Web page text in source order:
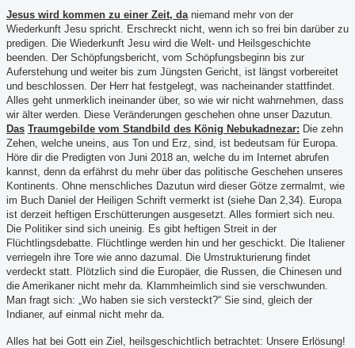
Jesus wird kommen zu einer Zeit, da niemand mehr von der
Wiederkunft Jesu spricht.
Erschreckt nicht, wenn ich so frei bin darüber zu
predigen. Die Wiederkunft Jesu wird die Welt- und Heilsgeschichte
beenden. Der Schöpfungsbericht, vom Schöpfungsbeginn bis zur
Auferstehung und weiter bis zum Jüngsten Gericht, ist längst vorbereitet
und beschlossen. Der Herr hat festgelegt, was nacheinander stattfindet.
Alles geht unmerklich ineinander über, so wie wir nicht wahrnehmen, dass
wir älter werden. Diese Veränderungen geschehen ohne unser Dazutun.
Das Traumgebilde vom Standbild des König Nebukadnezar: Die zehn
Zehen, welche uneins, aus Ton und Erz, sind, ist bedeutsam für Europa.
Höre dir die Predigten von Juni 2018 an, welche du im Internet abrufen
kannst, denn da erfährst du mehr über das politische Geschehen unseres
Kontinents. Ohne menschliches Dazutun wird dieser Götze zermalmt, wie
im Buch Daniel der Heiligen Schrift vermerkt ist (siehe Dan 2,34). Europa
ist derzeit heftigen Erschütterungen ausgesetzt. Alles formiert sich neu.
Die Politiker sind sich uneinig. Es gibt heftigen Streit in der
Flüchtlingsdebatte. Flüchtlinge werden hin und her geschickt. Die Italiener
verriegeln ihre Tore wie anno dazumal. Die Umstrukturierung findet
verdeckt statt. Plötzlich sind die Europäer, die Russen, die Chinesen und
die Amerikaner nicht mehr da. Klammheimlich sind sie verschwunden.
Man fragt sich: „Wo haben sie sich versteckt?“ Sie sind, gleich der
Indianer, auf einmal nicht mehr da.
Alles hat bei Gott ein Ziel, heilsgeschichtlich betrachtet: Unsere Erlösung!